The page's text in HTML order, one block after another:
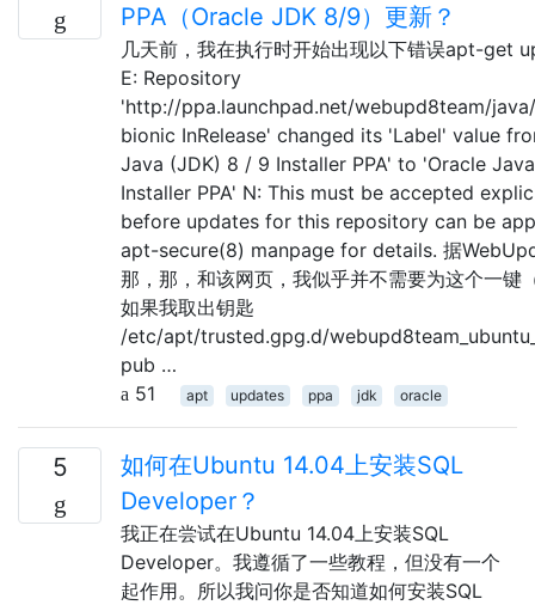
PPA（Oracle JDK 8/9）更新？
几天前，我在执行时开始出现以下错误apt-get
E: Repository
'http://ppa.launchpad.net/webupd8team/
bionic InRelease' changed its 'Label' value
Java (JDK) 8 / 9 Installer PPA' to 'Oracle
Installer PPA' N: This must be accepted
before updates for this repository can be
apt-secure(8) manpage for details. 据
那，那，和该网页，我似乎并不需要为这个一键
如果我取出钥匙
/etc/apt/trusted.gpg.d/
pub …
51
apt updates ppa jdk oracle
5
如何在Ubuntu 14.04上安装SQL
Developer？
我正在尝试在Ubuntu 14.04上安装SQL
Developer。我遵循了一些教程，但没有一个
起作用。所以我问你是否知道如何安装SQL